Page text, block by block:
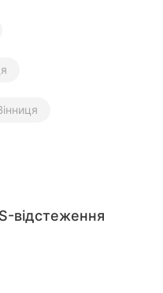
відстеження